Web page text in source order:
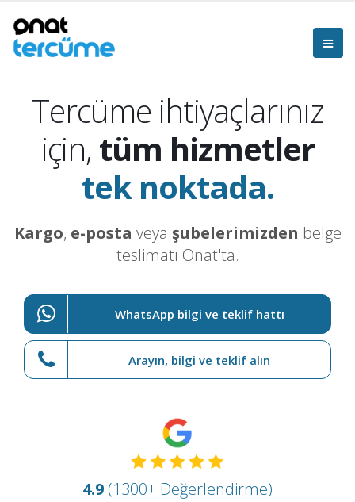
Tercüme ihtiyaçlarınız
için, tüm hizmetler
tek noktada.
Kargo, e-posta veya şubelerimizden belge
teslimatı Onat'ta.
WhatsApp bilgi ve teklif hattı
Arayın, bilgi ve teklif alın
4.9 (1300+ Değerlendirme)